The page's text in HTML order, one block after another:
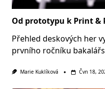
Od prototypu k Print &
Přehled deskových her
prvního ročníku
Marie Kuklíková Čvn 18,